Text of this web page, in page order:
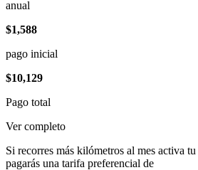
anual
$1,588
pago inicial
$10,129
Pago total
Ver completo
Si recorres más kilómetros al mes activa
pagarás una tarifa preferencial de